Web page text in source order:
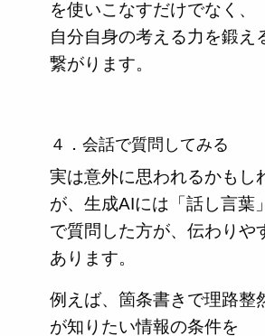
を使いこなすだけでなく、
自分自身の考える力を鍛え
繋がります。
４．会話で質問してみる
実は意外に思われるかもし
が、生成AIには「話し言葉」
で質問した方が、伝わりや
あります。
例えば、箇条書きで理路整
が知りたい情報の条件を